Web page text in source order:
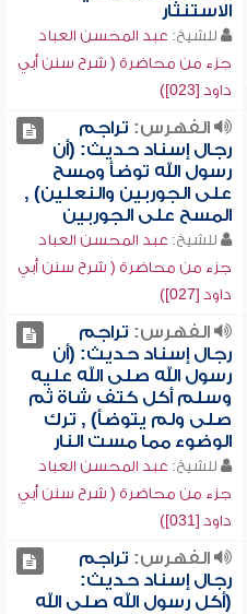
الاستنثار
للشيخ: عبد المحسن العباد
جزء من محاضرة ( شرح سنن أبي
داود [023])
الفهرس: تراجم
رجال إسناد حديث: (أن
رسول الله توضأ ومسح
على الجوربين والنعلين) ,
المسح على الجوربين
للشيخ: عبد المحسن العباد
جزء من محاضرة ( شرح سنن أبي
داود [027])
الفهرس: تراجم
رجال إسناد حديث: (أن
رسول الله صلى الله عليه
وسلم أكل كتف شاة ثم
صلى ولم يتوضأ) , ترك
الوضوء مما مست النار
للشيخ: عبد المحسن العباد
جزء من محاضرة ( شرح سنن أبي
داود [031])
الفهرس: تراجم
رجال إسناد حديث:
(أكل رسول الله صلى الله